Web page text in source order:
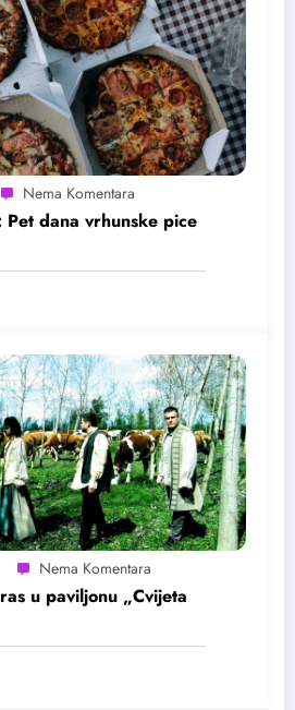
Pet dana vrhunske pice
u paviljonu „Cvijeta